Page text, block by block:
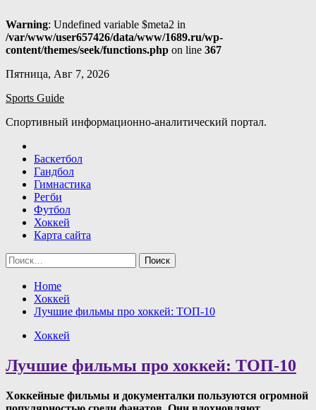
Warning: Undefined variable $meta2 in
/var/www/user657426/data/www/1689.ru/wp-
content/themes/seek/functions.php on line 367
Skip
content
Пятница, Авг 7, 2026
Sports Guide
Спортивный информационно-аналитический портал.
Баскетбол
Гандбол
Гимнастика
Регби
Футбол
Хоккей
Карта сайта
Найти:
Home
Хоккей
Лучшие фильмы про хоккей: ТОП-10
Хоккей
Лучшие фильмы про хоккей: ТОП-10
Хоккейные фильмы и документалки пользуются огромной